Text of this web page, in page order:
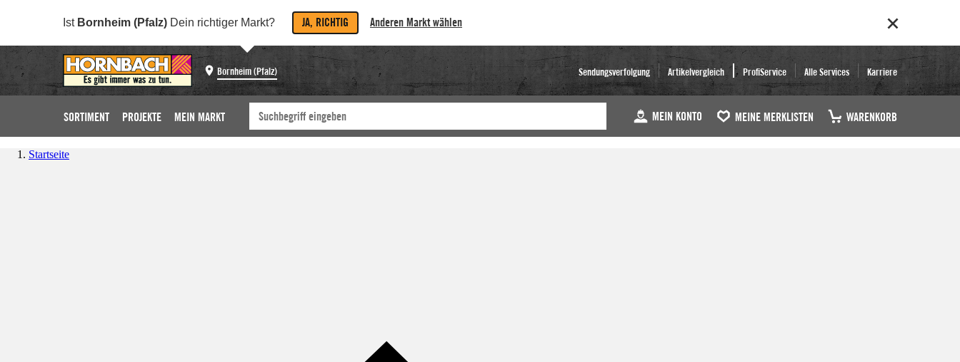
Ist Bornheim (Pfalz) Dein richtiger Markt? JA, RICHTIG Anderen Markt wählen
Bornheim (Pfalz) Sendungsverfolgung Artikelvergleich ProfiService Alle Services Karriere
SORTIMENT PROJEKTE MEIN MARKT MEIN KONTO MEINE MERKLISTEN WARENKORB
Startseite